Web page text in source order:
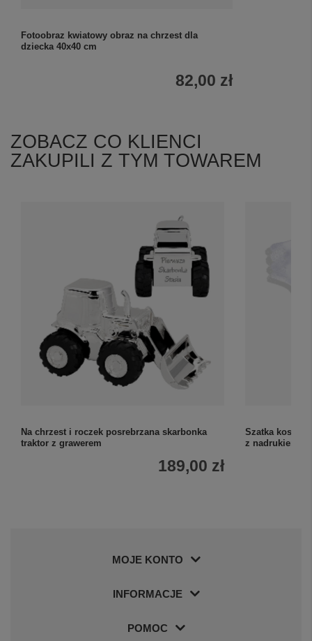
Fotoobraz kwiatowy obraz na chrzest dla
dziecka 40x40 cm
82,00 zł
ZOBACZ CO KLIENCI
ZAKUPILI Z TYM TOWAREM
Na chrzest i roczek posrebrzana skarbonka
traktor z grawerem
189,00 zł
Szatka
z nadrukiem i
MOJE KONTO
INFORMACJE
POMOC